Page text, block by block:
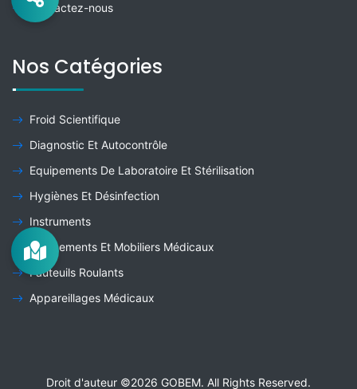
Contactez-nous
Nos Catégories
Froid Scientifique
Diagnostic Et Autocontrôle
Equipements De Laboratoire Et Stérilisation
Hygiènes Et Désinfection
Instruments
Equipements Et Mobiliers Médicaux
Fauteuils Roulants
Appareillages Médicaux
Droit d'auteur ©2026 GOBEM. All Rights Reserved.